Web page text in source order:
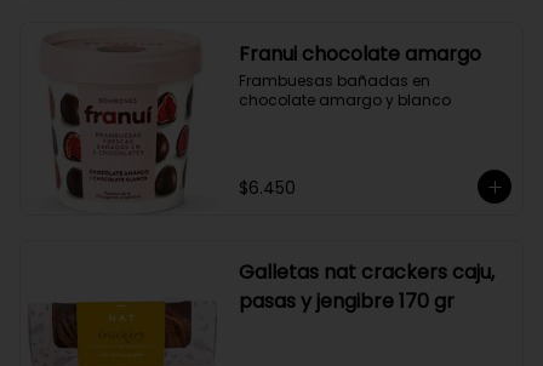
Franui chocolate amargo
Frambuesas bañadas en
chocolate amargo y blanco
$6.450
Galletas nat crackers caju,
pasas y jengibre 170 gr